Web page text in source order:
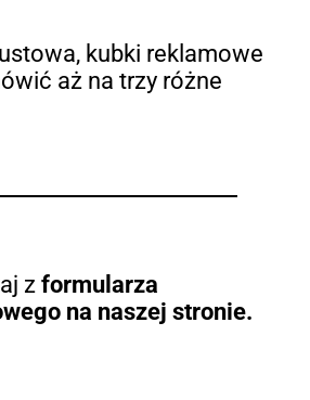
kubki reklamowe
aż na trzy różne
zformularza
na naszej stronie.